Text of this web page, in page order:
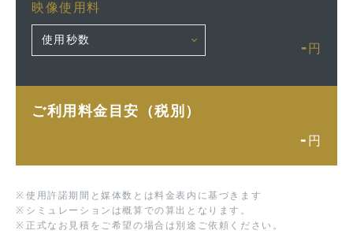
映像使用料
- 円
ご利用料金目安（税別）
- 円
※ 使用許諾期間と媒体数とは料金表内に基づきます
※ シミュレーションは概算での算出となります。
※ 正式なお見積をご希望の場合は別途ご依頼ください。